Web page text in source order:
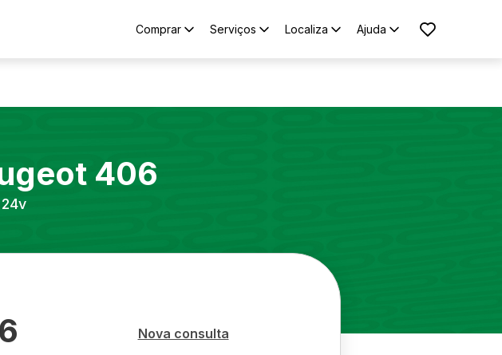
Comprar Serviços Localiza Ajuda
406
Nova consulta